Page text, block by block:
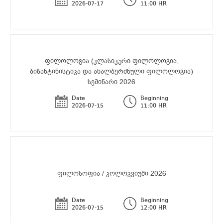
2026-07-17
11:00 HR
ფილოლოგია (კლასიკური ფილოლოგია,
ბიზანტინისტიკა და ახალბერძნული ფილოლოგია)
სემინარი 2026
Date
2026-07-15
Beginning
11:00 HR
ფილოსოფია / კოლოკვიუმი 2026
Date
2026-07-15
Beginning
12:00 HR